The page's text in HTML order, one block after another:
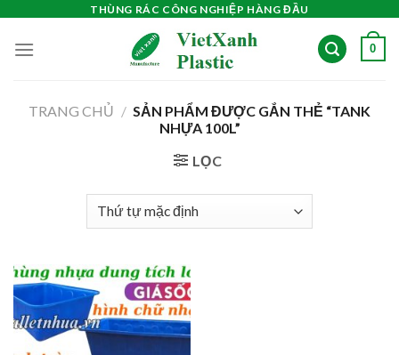
content
THÙNG RÁC CÔNG NGHIỆP HÀNG ĐẦU
0
TRANG CHỦ / SẢN PHẨM ĐƯỢC GẮN THẺ “TANK
NHỰA 100L”
LỌC